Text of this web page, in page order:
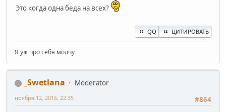
Это когда одна беда на всех?
QQ ЦИТИРОВАТЬ
Я уж про себя молчу
_Swetlana
Moderator
#864
ноября 12, 2016, 22:35